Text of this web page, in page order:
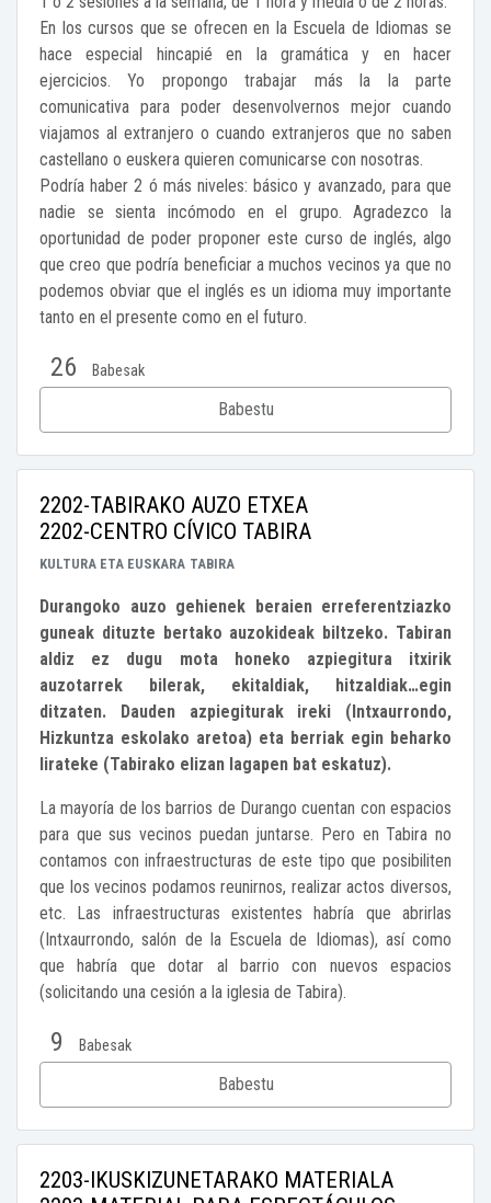
En los cursos que se ofrecen en la Escuela de Idiomas se
hace especial hincapié en la gramática y en hacer
ejercicios. Yo propongo trabajar más la la parte
comunicativa para poder desenvolvernos mejor cuando
viajamos al extranjero o cuando extranjeros que no saben
castellano o euskera quieren comunicarse con nosotras.
Podría haber 2 ó más niveles: básico y avanzado, para que
nadie se sienta incómodo en el grupo. Agradezco la
oportunidad de poder proponer este curso de inglés, algo
que creo que podría beneficiar a muchos vecinos ya que no
podemos obviar que el inglés es un idioma muy importante
tanto en el presente como en el futuro.
26 Babesak
Babestu
2202-TABIRAKO AUZO ETXEA
2202-CENTRO CÍVICO TABIRA
KULTURA ETA EUSKARA TABIRA
Durangoko auzo gehienek beraien erreferentziazko
guneak dituzte bertako auzokideak biltzeko. Tabiran
aldiz ez dugu mota honeko azpiegitura itxirik
auzotarrek bilerak, ekitaldiak, hitzaldiak…egin
ditzaten. Dauden azpiegiturak ireki (Intxaurrondo,
Hizkuntza eskolako aretoa) eta berriak egin beharko
lirateke (Tabirako elizan lagapen bat eskatuz).
La mayoría de los barrios de Durango cuentan con espacios
para que sus vecinos puedan juntarse. Pero en Tabira no
contamos con infraestructuras de este tipo que posibiliten
que los vecinos podamos reunirnos, realizar actos diversos,
etc. Las infraestructuras existentes habría que abrirlas
(Intxaurrondo, salón de la Escuela de Idiomas), así como
que habría que dotar al barrio con nuevos espacios
(solicitando una cesión a la iglesia de Tabira).
9 Babesak
Babestu
2203-IKUSKIZUNETARAKO MATERIALA